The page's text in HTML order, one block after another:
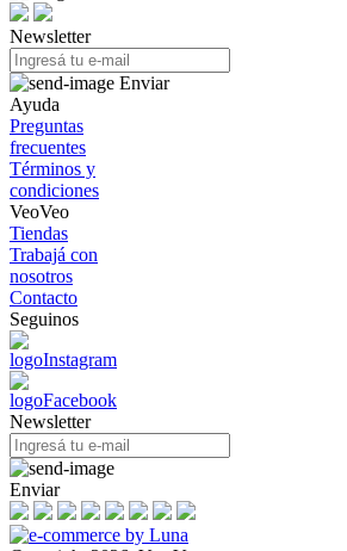
Newsletter
Enviar
Ayuda
Preguntas
frecuentes
Términos y
condiciones
VeoVeo
Tiendas
Trabajá con
nosotros
Contacto
Seguinos
Newsletter
Enviar